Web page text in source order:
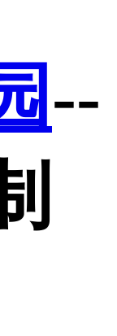
--